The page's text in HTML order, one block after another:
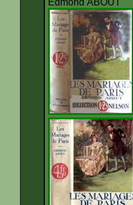
Edmond ABOUT